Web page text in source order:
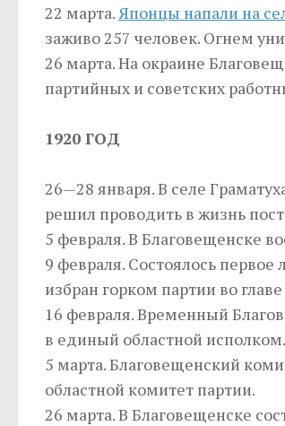
22 марта.Японцы напали на
заживо 257 человек. Огнем
26 марта. На окраине
партийных и советских
1920 ГОД
26—28 января. В селе
решил проводить в жизнь
5 февраля. В Благовещенске
9 февраля. Состоялось
избран горком партии во
16 февраля. Временный
в единый областной исполком.
5 марта. Благовещенский
областной комитет партии.
26 марта. В Благовещенске